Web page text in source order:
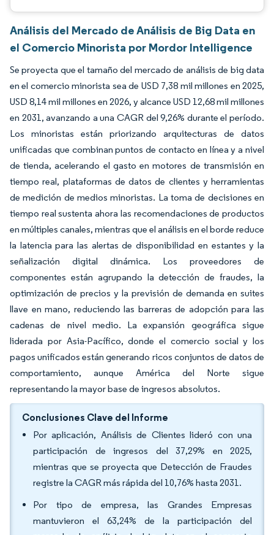
Análisis del Mercado de Análisis de Big Data en
el Comercio Minorista por Mordor Intelligence
Se proyecta que el tamaño del mercado de análisis de big data
en el comercio minorista sea de USD 7,38 mil millones en 2025,
USD 8,14 mil millones en 2026, y alcance USD 12,68 mil millones
en 2031, avanzando a una CAGR del 9,26% durante el período.
Los minoristas están priorizando arquitecturas de datos
unificadas que combinan puntos de contacto en línea y a nivel
de tienda, acelerando el gasto en motores de transmisión en
tiempo real, plataformas de datos de clientes y herramientas
de medición de medios minoristas. La toma de decisiones en
tiempo real sustenta ahora las recomendaciones de productos
en múltiples canales, mientras que el análisis en el borde reduce
la latencia para las alertas de disponibilidad en estantes y la
señalización digital dinámica. Los proveedores de
componentes están agrupando la detección de fraudes, la
optimización de precios y la previsión de demanda en suites
llave en mano, reduciendo las barreras de adopción para las
cadenas de nivel medio. La expansión geográfica sigue
liderada por Asia-Pacífico, donde el comercio social y los
pagos unificados están generando ricos conjuntos de datos de
comportamiento, aunque América del Norte sigue
representando la mayor base de ingresos absolutos.
Conclusiones Clave del Informe
Por aplicación, Análisis de Clientes lideró con una
participación de ingresos del 37,29% en 2025,
mientras que se proyecta que Detección de Fraudes
registre la CAGR más rápida del 10,76% hasta 2031.
Por tipo de empresa, las Grandes Empresas
mantuvieron el 63,24% de la participación del